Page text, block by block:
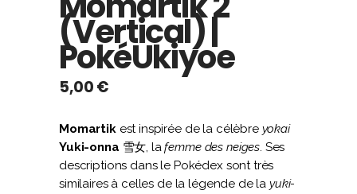
(Vertical) |
PokéUkiyoe
5,00€
Momartikest inspirée de la célèbre yokai
Yuki-onna 雪女, lafemme des neiges. Ses
descriptions dans le Pokédex sont très
similaires à celles de la légende de layuki-